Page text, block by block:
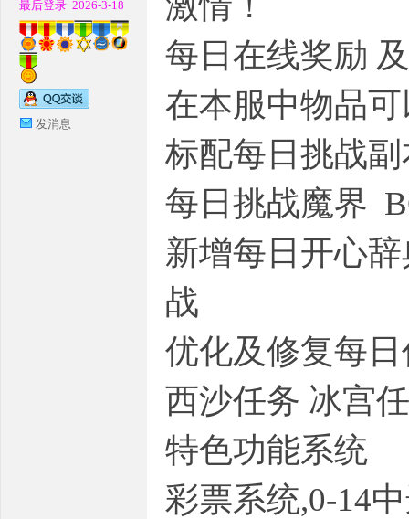
M
最后登录 2026-3-18
发消息
每日在线奖励
在本服中物品
标配每日挑战
每日挑战魔界
新增每日开心
战
优化及修复每
西沙任务 冰宫
特色功能系统
彩票系统,0-14